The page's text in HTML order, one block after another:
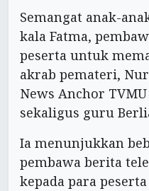
Semangat anak-
kala Fatma,
peserta untuk
akrab pemateri,
News Anchor
sekaligus guru
Ia menunjukkan
pembawa berita
kepada para